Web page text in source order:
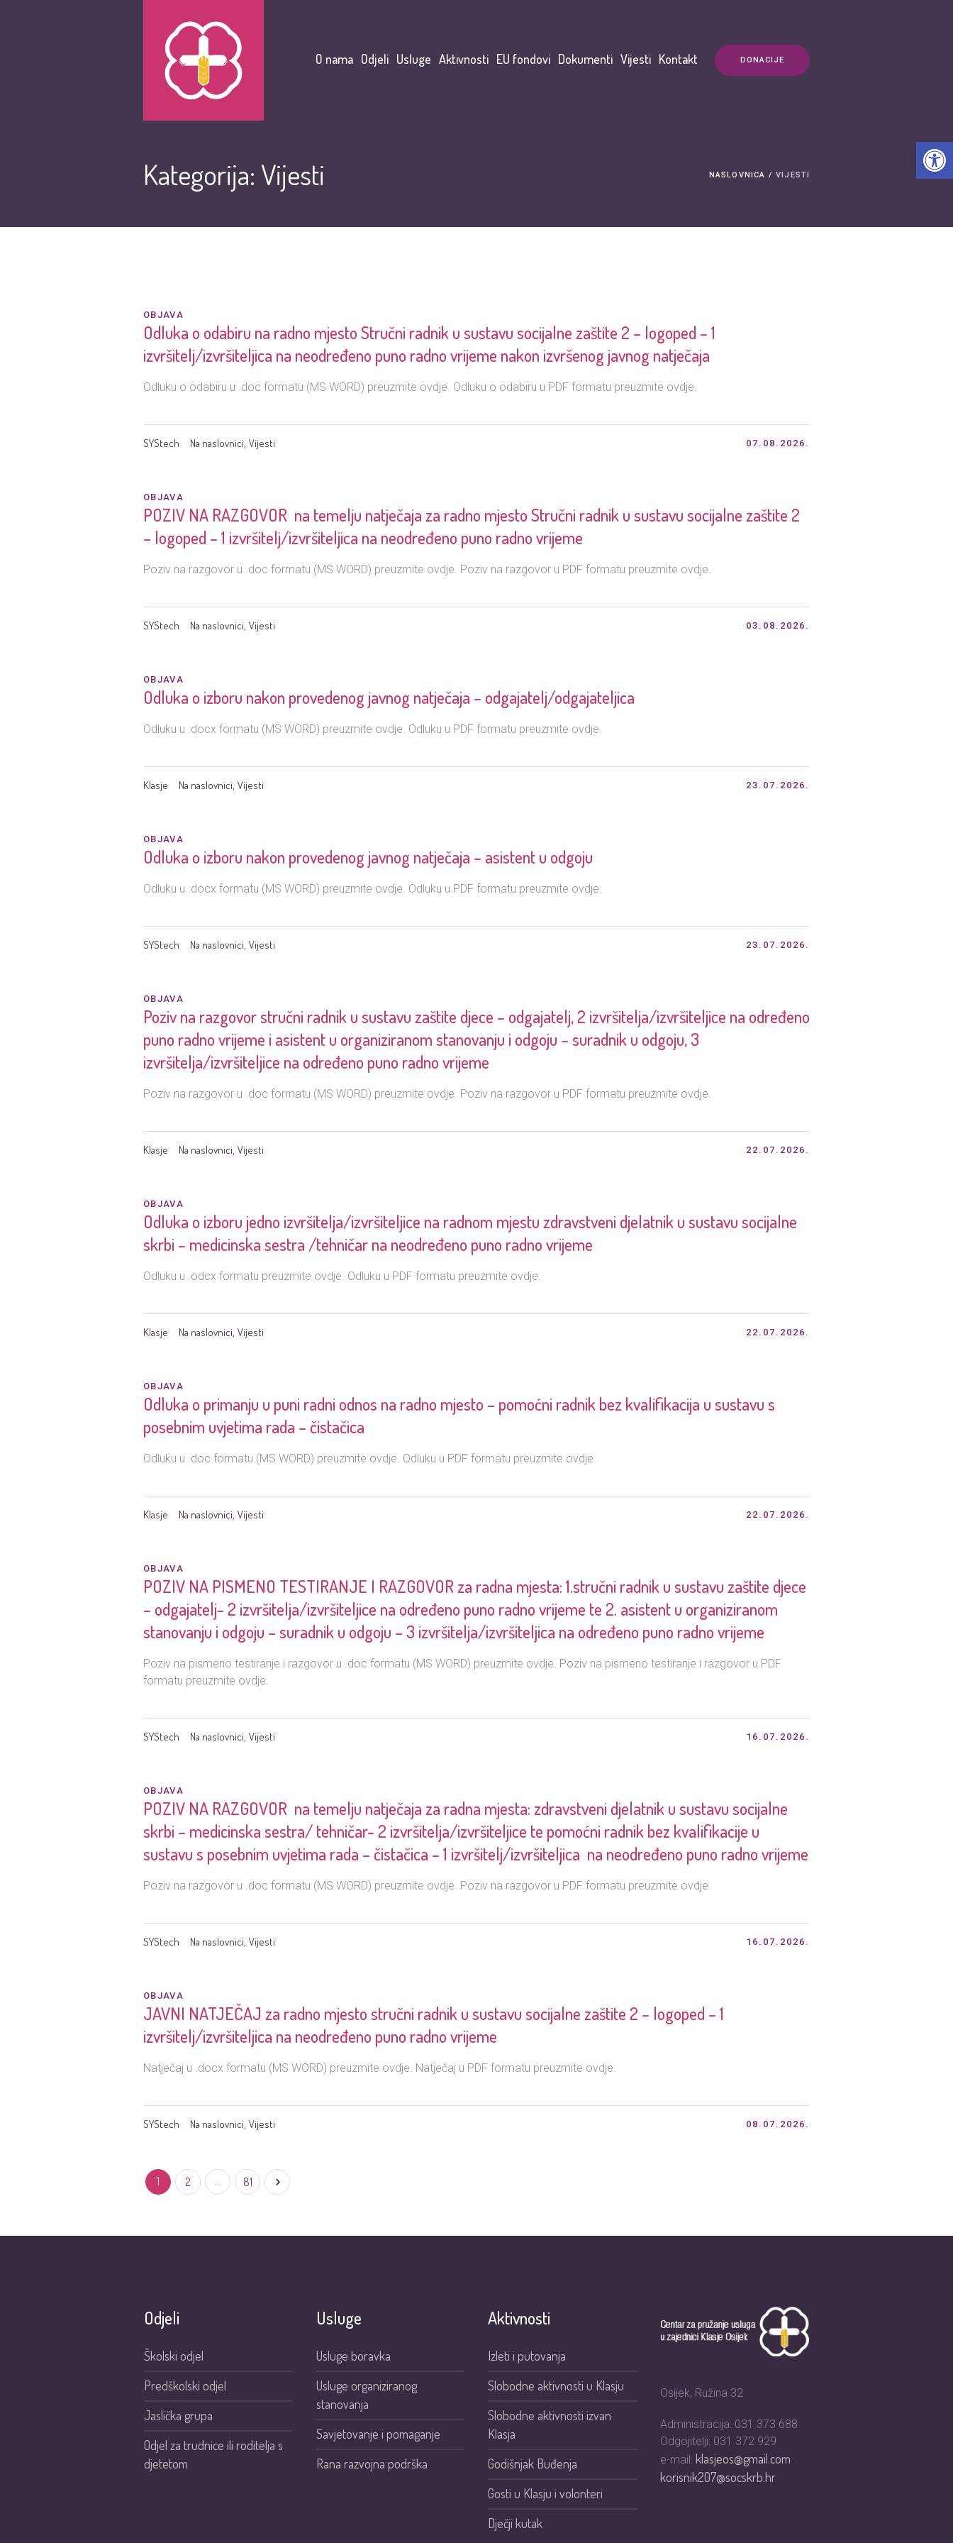
DONACIJE
O nama Odjeli Usluge Aktivnosti EU fondovi Dokumenti Vijesti Kontakt
Kategorija: Vijesti NASLOVNICA / VIJESTI
OBJAVA
Odluka o odabiru na radno mjesto Stručni radnik u sustavu socijalne zaštite 2 – logoped – 1
izvršitelj/izvršiteljica na neodređeno puno radno vrijeme nakon izvršenog javnog natječaja
Odluku o odabiru u .doc formatu (MS WORD) preuzmite ovdje. Odluku o odabiru u PDF formatu preuzmite ovdje.
SYStech Na naslovnici, Vijesti 07.08.2026.
OBJAVA
POZIV NA RAZGOVOR na temelju natječaja za radno mjesto Stručni radnik u sustavu socijalne zaštite 2
– logoped – 1 izvršitelj/izvršiteljica na neodređeno puno radno vrijeme
Poziv na razgovor u .doc formatu (MS WORD) preuzmite ovdje. Poziv na razgovor u PDF formatu preuzmite ovdje.
SYStech Na naslovnici, Vijesti 03.08.2026.
OBJAVA
Odluka o izboru nakon provedenog javnog natječaja – odgajatelj/odgajateljica
Odluku u .docx formatu (MS WORD) preuzmite ovdje. Odluku u PDF formatu preuzmite ovdje.
Klasje Na naslovnici, Vijesti 23.07.2026.
OBJAVA
Odluka o izboru nakon provedenog javnog natječaja – asistent u odgoju
Odluku u .docx formatu (MS WORD) preuzmite ovdje. Odluku u PDF formatu preuzmite ovdje.
SYStech Na naslovnici, Vijesti 23.07.2026.
OBJAVA
Poziv na razgovor stručni radnik u sustavu zaštite djece – odgajatelj, 2 izvršitelja/izvršiteljice na određeno
puno radno vrijeme i asistent u organiziranom stanovanju i odgoju – suradnik u odgoju, 3
izvršitelja/izvršiteljice na određeno puno radno vrijeme
Poziv na razgovor u .doc formatu (MS WORD) preuzmite ovdje. Poziv na razgovor u PDF formatu preuzmite ovdje.
Klasje Na naslovnici, Vijesti 22.07.2026.
OBJAVA
Odluka o izboru jedno izvršitelja/izvršiteljice na radnom mjestu zdravstveni djelatnik u sustavu socijalne
skrbi – medicinska sestra /tehničar na neodređeno puno radno vrijeme
Odluku u .odcx formatu preuzmite ovdje. Odluku u PDF formatu preuzmite ovdje.
Klasje Na naslovnici, Vijesti 22.07.2026.
OBJAVA
Odluka o primanju u puni radni odnos na radno mjesto – pomoćni radnik bez kvalifikacija u sustavu s
posebnim uvjetima rada – čistačica
Odluku u .doc formatu (MS WORD) preuzmite ovdje. Odluku u PDF formatu preuzmite ovdje.
Klasje Na naslovnici, Vijesti 22.07.2026.
OBJAVA
POZIV NA PISMENO TESTIRANJE I RAZGOVOR za radna mjesta: 1.stručni radnik u sustavu zaštite djece
– odgajatelj- 2 izvršitelja/izvršiteljice na određeno puno radno vrijeme te 2. asistent u organiziranom
stanovanju i odgoju – suradnik u odgoju – 3 izvršitelja/izvršiteljica na određeno puno radno vrijeme
Poziv na pismeno testiranje i razgovor u .doc formatu (MS WORD) preuzmite ovdje. Poziv na pismeno testiranje i razgovor u PDF
formatu preuzmite ovdje.
SYStech Na naslovnici, Vijesti 16.07.2026.
OBJAVA
POZIV NA RAZGOVOR na temelju natječaja za radna mjesta: zdravstveni djelatnik u sustavu socijalne
skrbi – medicinska sestra/ tehničar- 2 izvršitelja/izvršiteljice te pomoćni radnik bez kvalifikacije u
sustavu s posebnim uvjetima rada – čistačica – 1 izvršitelj/izvršiteljica na neodređeno puno radno vrijeme
Poziv na razgovor u .doc formatu (MS WORD) preuzmite ovdje. Poziv na razgovor u PDF formatu preuzmite ovdje.
SYStech Na naslovnici, Vijesti 16.07.2026.
OBJAVA
JAVNI NATJEČAJ za radno mjesto stručni radnik u sustavu socijalne zaštite 2 – logoped – 1
izvršitelj/izvršiteljica na neodređeno puno radno vrijeme
Natječaj u .docx formatu (MS WORD) preuzmite ovdje. Natječaj u PDF formatu preuzmite ovdje.
SYStech Na naslovnici, Vijesti 08.07.2026.
1 2 … 81
Odjeli
Školski odjel
Predškolski odjel
Jaslička grupa
Odjel za trudnice ili roditelja s
djetetom
Usluge
Usluge boravka
Usluge organiziranog
stanovanja
Savjetovanje i pomaganje
Rana razvojna podrška
Aktivnosti
Izleti i putovanja
Slobodne aktivnosti u Klasju
Slobodne aktivnosti izvan
Klasja
Godišnjak Buđenja
Gosti u Klasju i volonteri
Dječji kutak
Osijek, Ružina 32
Administracija: 031 373 688
Odgojitelji: 031 372 929
e-mail: klasjeos@gmail.com
korisnik207@socskrb.hr